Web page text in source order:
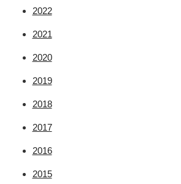
2022
2021
2020
2019
2018
2017
2016
2015